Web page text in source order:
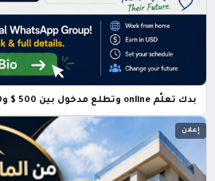
بدك تعلّم online وتطلع مدخول بين 500 $ و3000 $ بالشهر
إعلان